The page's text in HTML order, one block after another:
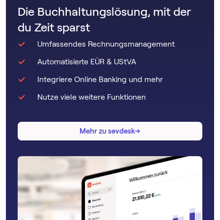
fristgerecht, meist bis zum 10. Tag des Folgemonats. Hast
du mehr Vorsteuer bezahlt als Umsatzsteuer
eingenommen, bekommst du dein Guthaben vom
Finanzamt erstattet.
Die Buchhaltungslösung, mit der
du Zeit sparst
Umfassendes Rechnungsmanagement
Automatisierte EÜR & UStVA
Integriere Online Banking und mehr
Nutze viele weitere Funktionen
Mehr zu sevdesk→
→